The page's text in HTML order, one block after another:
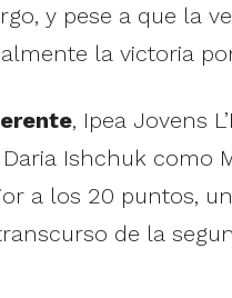
y pese a que la
la victoria
, Ipea Jovens
Ishchuk como
a los 20 puntos,
de la